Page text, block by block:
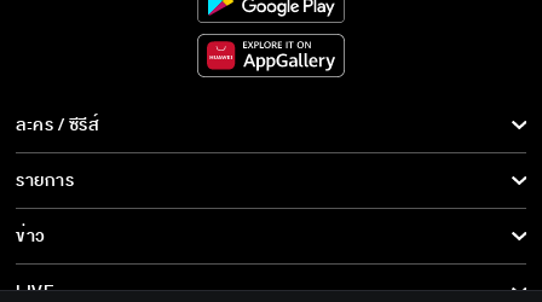
ละคร / ซีรีส์
ละคร/ซีรีส์
ซีรีส์นานาชาติ
การ์ตูน & เกม
รายการ
รายการทั้งหมด
ข่าว
ข่าวทั้งหมด
LIVE